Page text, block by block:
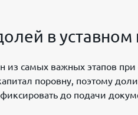
в уставном
из самых важных этапов
поровну, поэтому
до подачи